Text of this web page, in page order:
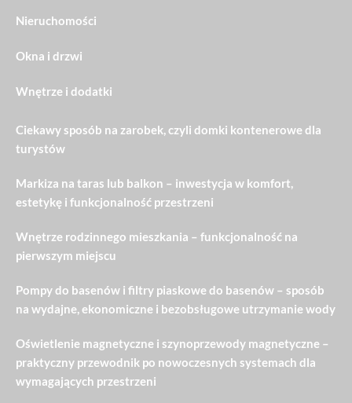
Nieruchomości
Okna i drzwi
Wnętrze i dodatki
Ciekawy sposób na zarobek, czyli domki kontenerowe dla
turystów
Markiza na taras lub balkon – inwestycja w komfort,
estetykę i funkcjonalność przestrzeni
Wnętrze rodzinnego mieszkania – funkcjonalność na
pierwszym miejscu
Pompy do basenów i filtry piaskowe do basenów – sposób
na wydajne, ekonomiczne i bezobsługowe utrzymanie wody
Oświetlenie magnetyczne i szynoprzewody magnetyczne –
praktyczny przewodnik po nowoczesnych systemach dla
wymagających przestrzeni